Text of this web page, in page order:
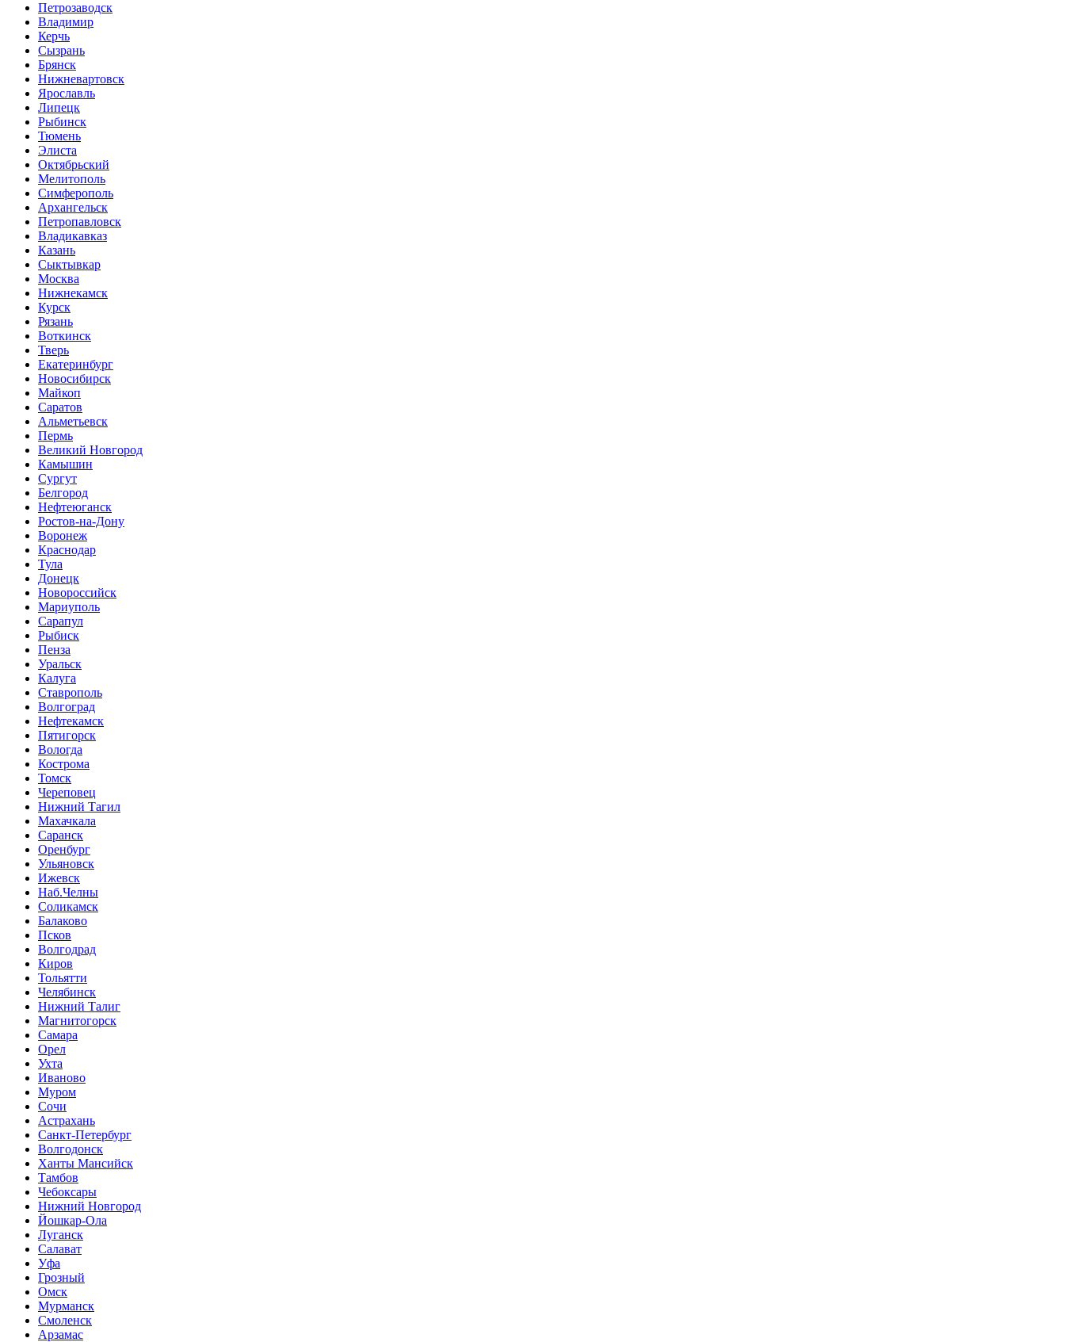
Петрозаводск
Владимир
Керчь
Сызрань
Брянск
Нижневартовск
Ярославль
Липецк
Рыбинск
Тюмень
Элиста
Октябрьский
Мелитополь
Симферополь
Архангельск
Петропавловск
Владикавказ
Казань
Сыктывкар
Москва
Нижнекамск
Курск
Рязань
Воткинск
Тверь
Екатеринбург
Новосибирск
Майкоп
Саратов
Альметьевск
Пермь
Великий Новгород
Камышин
Сургут
Белгород
Нефтеюганск
Ростов-на-Дону
Воронеж
Краснодар
Тула
Донецк
Новороссийск
Мариуполь
Сарапул
Рыбиск
Пенза
Уральск
Калуга
Ставрополь
Волгоград
Нефтекамск
Пятигорск
Вологда
Кострома
Томск
Череповец
Нижний Тагил
Махачкала
Саранск
Оренбург
Ульяновск
Ижевск
Наб.Челны
Соликамск
Балаково
Псков
Волгодрад
Киров
Тольятти
Челябинск
Нижний Талиг
Магнитогорск
Самара
Орел
Ухта
Иваново
Муром
Сочи
Астрахань
Санкт-Петербург
Волгодонск
Ханты Мансийск
Тамбов
Чебоксары
Нижний Новгород
Йошкар-Ола
Луганск
Салават
Уфа
Грозный
Омск
Мурманск
Смоленск
Арзамас